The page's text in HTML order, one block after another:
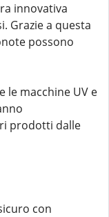
innovativa
Grazie a questa
possono
le macchine UV e
prodotti dalle
con